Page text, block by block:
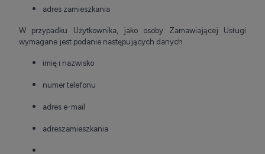
adres zamieszkania
W przypadku Użytkownika, jako osoby Zamawiającej Usługi
wymagane jest podanie następujących danych
imię i nazwisko
numer telefonu
adres e-mail
adreszamieszkania